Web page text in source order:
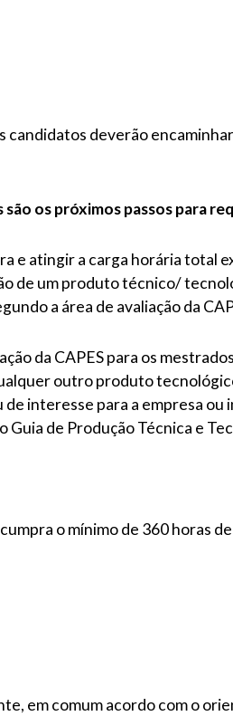
deverão
os próximos passos para
e atingir a carga horária total
de um produto técnico/
a área de avaliação da
da CAPES para os
outro produto
interesse para a empresa ou
de Produção Técnica e
o mínimo de 360 horas
em comum acordo com o